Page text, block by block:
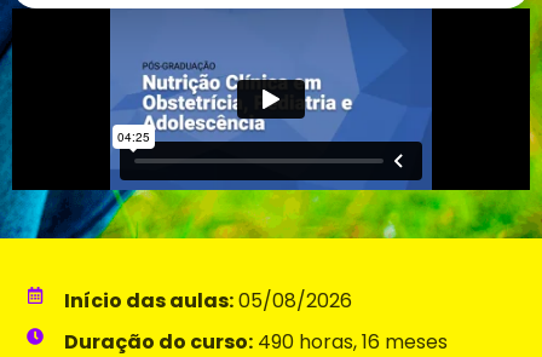
Início das aulas:05/08/2026
Duração do curso:490 horas, 16 meses